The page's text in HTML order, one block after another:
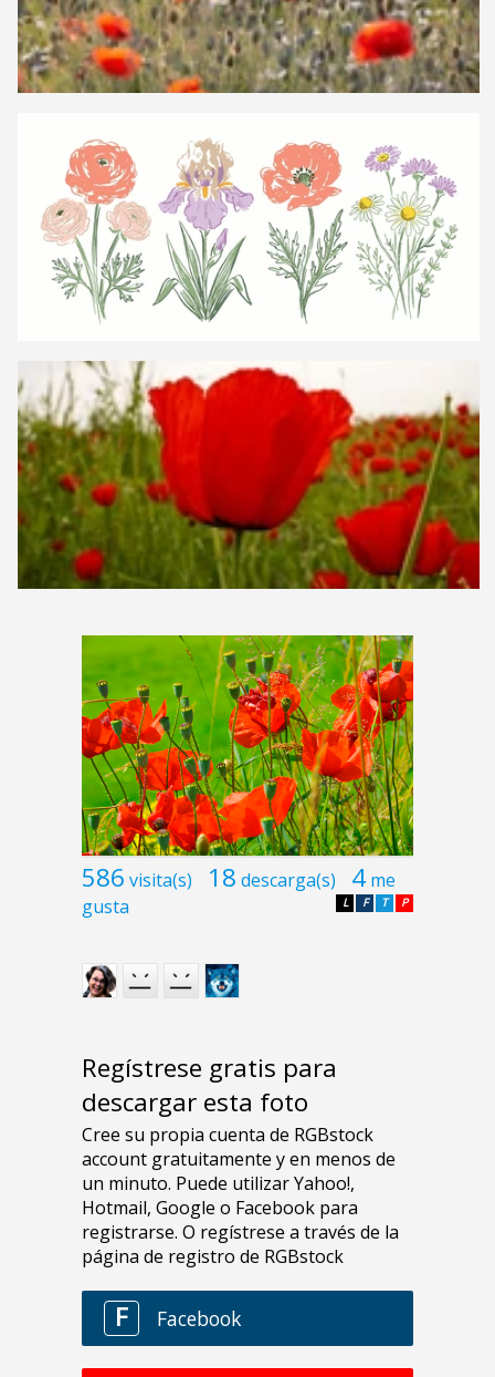
586 visita(s) 18 descarga(s) 4 me
gusta
P
T
F
L
Regístrese gratis para
descargar esta foto